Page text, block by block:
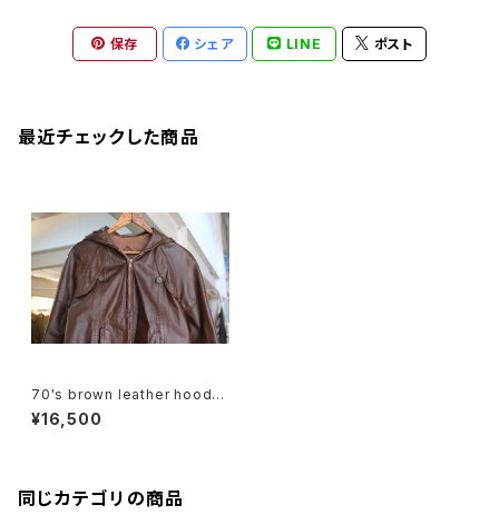
保存 シェア LINE ポスト
最近チェックした商品
70's brown leather hoode
d zip-up Jacket
¥16,500
同じカテゴリの商品